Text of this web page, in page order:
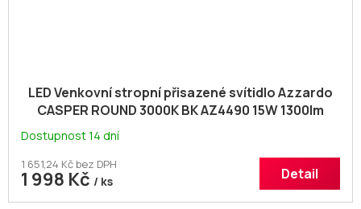
LED Venkovní stropní přisazené svítidlo Azzardo
CASPER ROUND 3000K BK AZ4490 15W 1300lm
Dostupnost 14 dní
1 651,24 Kč bez DPH
1 998 Kč / ks Detail